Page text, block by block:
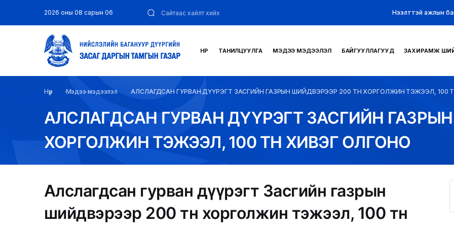
2026 оны 08 сарын 06 Нээлттэй ажлын
НҮҮР ТАНИЛЦУУЛГА МЭДЭЭ МЭДЭЭЛЭЛ БАЙГУУЛЛАГУУД ЗАХИРАМЖ
Нүүр Мэдээ мэдээлэл АЛСЛАГДСАН ГУРВАН ДҮҮРЭГТ ЗАСГИЙН ГАЗРЫН ШИЙДВЭРЭЭР 200 ТН ХОРГОЛЖИН ТЭЖЭЭЛ, 100
АЛСЛАГДСАН ГУРВАН ДҮҮРЭГТ ЗАСГИЙН
ХОРГОЛЖИН ТЭЖЭЭЛ, 100 ТН ХИВЭГ ОЛГОНО
Алслагдсан гурван дүүрэгт Засгийн газрын
шийдвэрээр 200 тн хорголжин тэжээл, 100 тн